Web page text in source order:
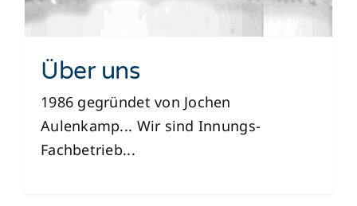
Über uns
1986 gegründet von Jochen
Aulenkamp... Wir sind Innungs-
Fachbetrieb...